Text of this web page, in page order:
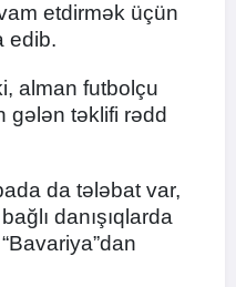
etdirmək üçün
edib.
alman futbolçu
gələn təklifi rədd
da tələbat var,
danışıqlarda